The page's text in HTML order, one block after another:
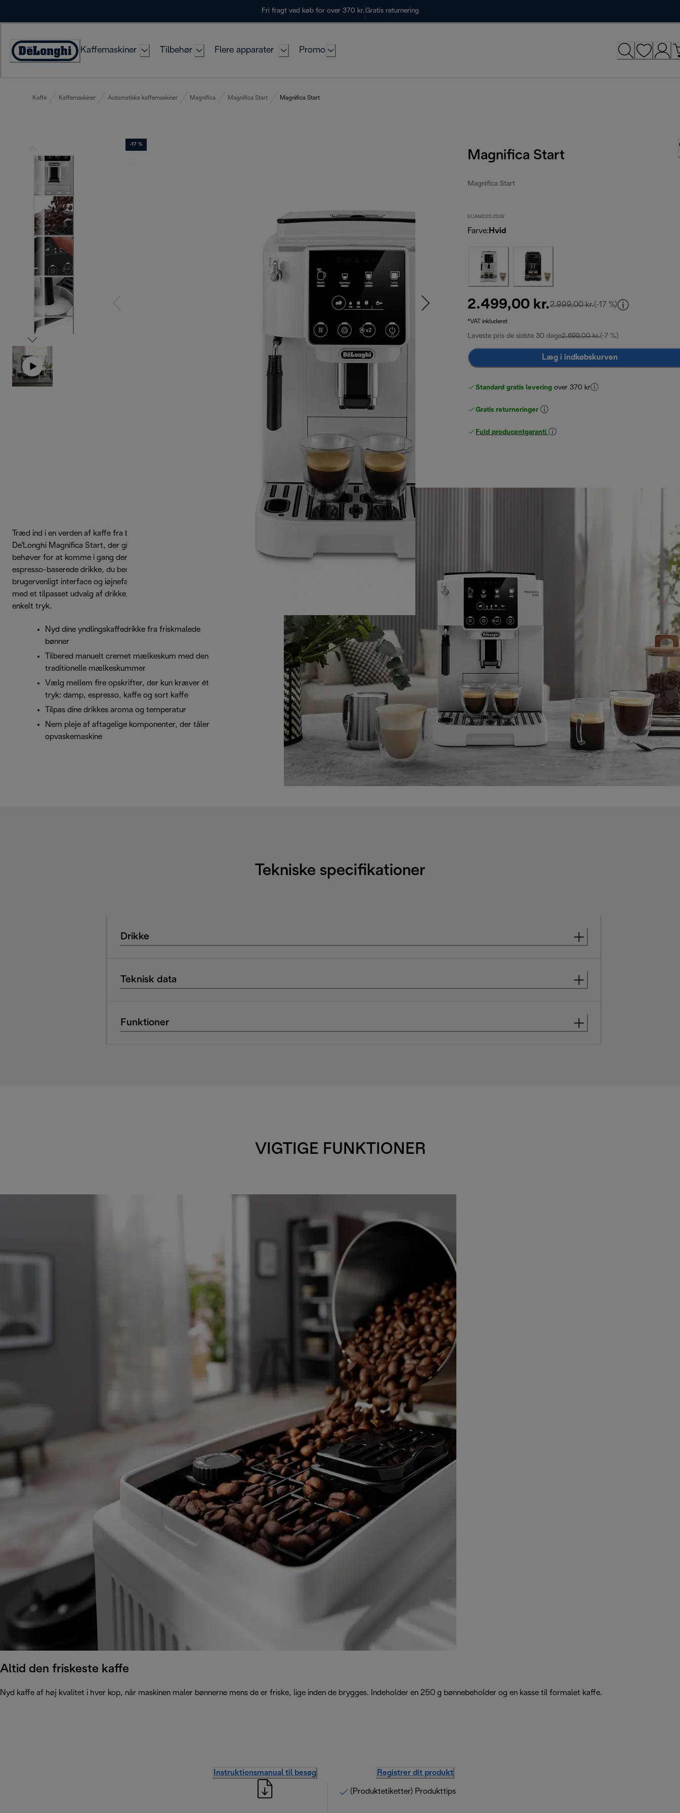
Fri fragt ved køb for over 370 kr.Gratis returnering
Accessibility
Kaffemaskiner Tilbehør Flere apparater Promo
Kaffe Kaffemaskiner Automatiske kaffemaskiner Magnifica Magnifica Start Magnifica Start
-17 %
Magnifica Start
Magnifica Start
ECAM220.20.W
Farve: Hvid
2.499,00 kr.2.999,00 kr.oprindelig pris 2.999,00
(-17 %)
*VAT inkluderet
Laveste pris de sidste 30 dage2.699,00 kr.(-7 %)
Læg i indkøbskurven
Standard gratis levering over 370 kr
Gratis returneringer
Fuld producentgaranti
Træd ind i en verden af kaffe fra bønne til kop med
De'Longhi Magnifica Start, der giver dig alt, hvad du
behøver for at komme i gang derhjemme med de
espresso-baserede drikke, du bedst kan lide. Den har et
brugervenligt interface og iøjnefaldende hvid overflade
med et tilpasset udvalg af drikke, der leveres med et
enkelt tryk.
Nyd dine yndlingskaffedrikke fra friskmalede
bønner
Tilbered manuelt cremet mælkeskum med den
traditionelle mælkeskummer
Vælg mellem fire opskrifter, der kun kræver ét
tryk: damp, espresso, kaffe og sort kaffe
Tilpas dine drikkes aroma og temperatur
Nem pleje af aftagelige komponenter, der tåler
opvaskemaskine
Tekniske specifikationer
Drikke
Teknisk data
Funktioner
VIGTIGE FUNKTIONER
Altid den friskeste kaffe
Nyd kaffe af høj kvalitet i hver kop, når maskinen maler bønnerne mens de er friske, lige inden de brygges. Indeholder en 250 g bønnebeholder og en kasse til formalet kaffe.
Instruktionsmanual til besøg Registrer dit produkt
(Produktetiketter) Produkttips